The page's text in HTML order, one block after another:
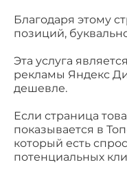
Благодаря этому
позиций,
Эта услуга
рекламы Яндекс
дешевле.
Если страница
показывается в
который есть
потенциальных